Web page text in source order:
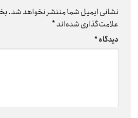
نشانی ایمیل شما منتشر نخواهد شد.
علامت‌گذاری شده‌اند*
دیدگاه*